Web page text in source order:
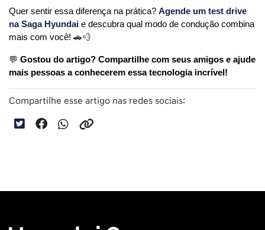
Quer sentir essa diferença na prática? Agende um test drive
na Saga Hyundai e descubra qual modo de condução combina
mais com você! 🚗💨
💬 Gostou do artigo? Compartilhe com seus amigos e ajude
mais pessoas a conhecerem essa tecnologia incrível!
Compartilhe esse artigo nas redes sociais: